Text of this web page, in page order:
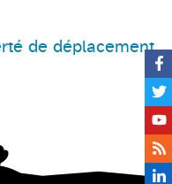
de déplacement